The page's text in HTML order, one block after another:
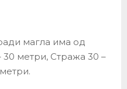
магла има од
30 метри, Стража 30 –